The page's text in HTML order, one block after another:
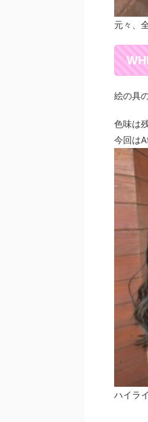
元々、
絵の具
色味は
今回は
ハイラ